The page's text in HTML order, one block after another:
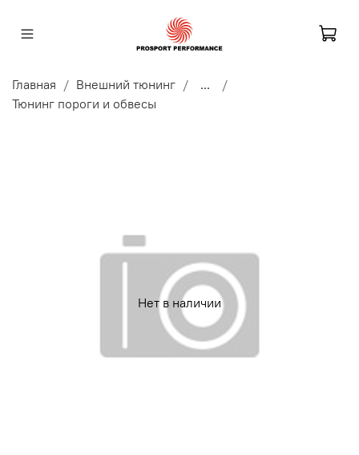
Главная Внешний тюнинг
...
Тюнинг пороги и обвесы
Нет в наличии